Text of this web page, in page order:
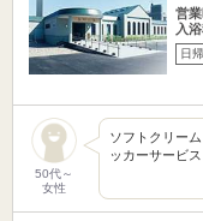
営
入
日
50代～
女性
ソフトクリー
ッカーサービス